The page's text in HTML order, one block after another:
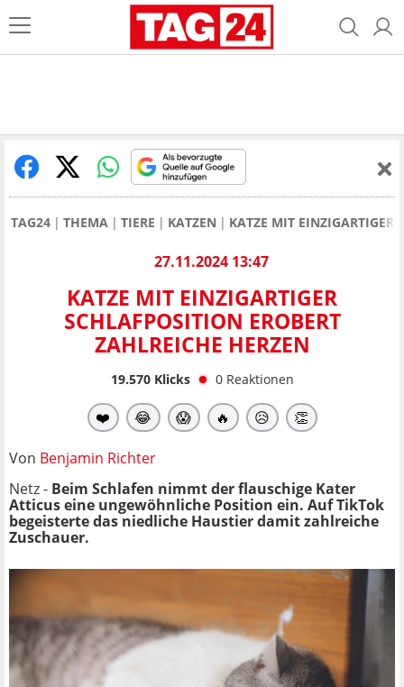
TAG24 THEMA TIERE KATZEN KATZE MIT EINZIGARTIGER
27.11.2024 13:47
KATZE MIT EINZIGARTIGER
SCHLAFPOSITION EROBERT
ZAHLREICHE HERZEN
19.570Klicks 0 Reaktionen
❤️ 😂 😱 🔥 😥 👏
Von Benjamin Richter
Netz - Beim Schlafen nimmt der flauschige Kater
Atticus eine ungewöhnliche Position ein. Auf TikTok
begeisterte das niedliche Haustier damit zahlreiche
Zuschauer.